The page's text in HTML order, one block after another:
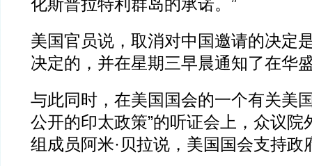
化斯普拉特利群岛的承诺。”
美国官员说，取消对中国邀请的决定
决定的，并在星期三早晨通知了在华
与此同时，在美国国会的一个有关美
公开的印太政策”的听证会上，众议院
组成员阿米·贝拉说，美国国会支持政